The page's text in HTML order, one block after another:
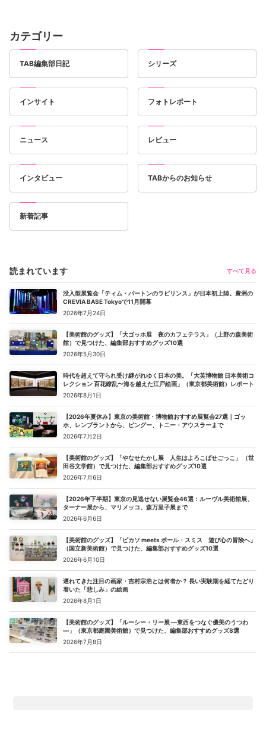
カテゴリー
TAB編集部日記 シリーズ
インサイト フォトレポート
ニュース レビュー
インタビュー TABからのお知らせ
新着記事
読まれています すべて見る
没入型展覧会「ティム・バートンのラビリンス」が日本初上陸。豊洲の
CREVIA BASE Tokyoで11月開幕
2026年7月24日
【美術館のグッズ】「大ゴッホ展 夜のカフェテラス」（上野の森美術
館）で見つけた、編集部おすすめグッズ10選
2026年5月30日
時代を超えて守られ受け継がれゆく日本の美。「大英博物館 日本美術コ
レクション 百花繚乱〜海を越えた江戸絵画」（東京都美術館）レポート
2026年8月1日
【2026年夏休み】東京の美術館・博物館おすすめ展覧会27選｜ゴッ
ホ、レンブラントから、ピングー、トニー・アウスラーまで
2026年7月2日
【美術館のグッズ】「やなせたかし展 人生はよろこばせごっこ」 （世
田谷文学館）で見つけた、編集部おすすめグッズ10選
2026年7月6日
【2026年下半期】東京の見逃せない展覧会46選：ルーヴル美術館展、
ターナー展から、マリメッコ、森万里子展まで
2026年6月6日
【美術館のグッズ】「ピカソ meets ポール・スミス 遊び心の冒険へ」
（国立新美術館）で見つけた、編集部おすすめグッズ10選
2026年6月10日
遅れてきた注目の画家・吉村宗浩とは何者か？ 長い実験期を経てたどり
着いた「悲しみ」の絵画
2026年8月1日
【美術館のグッズ】「ルーシー・リー展 ―東西をつなぐ優美のうつわ
―」（東京都庭園美術館）で見つけた、編集部おすすめグッズ8選
2026年7月8日